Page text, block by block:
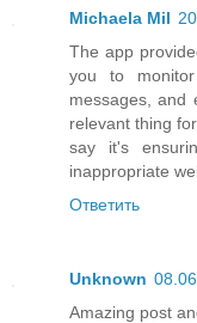
Michaela Mil
The app
you to
messages, and
relevant thing
say it's
inappropriate
Ответить
Unknown
Amazing post